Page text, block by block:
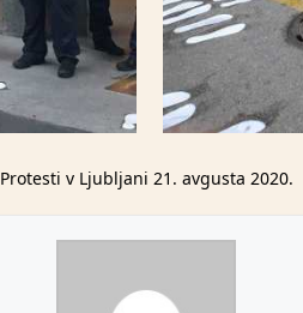
Protesti v Ljubljani 21. avgusta 2020.